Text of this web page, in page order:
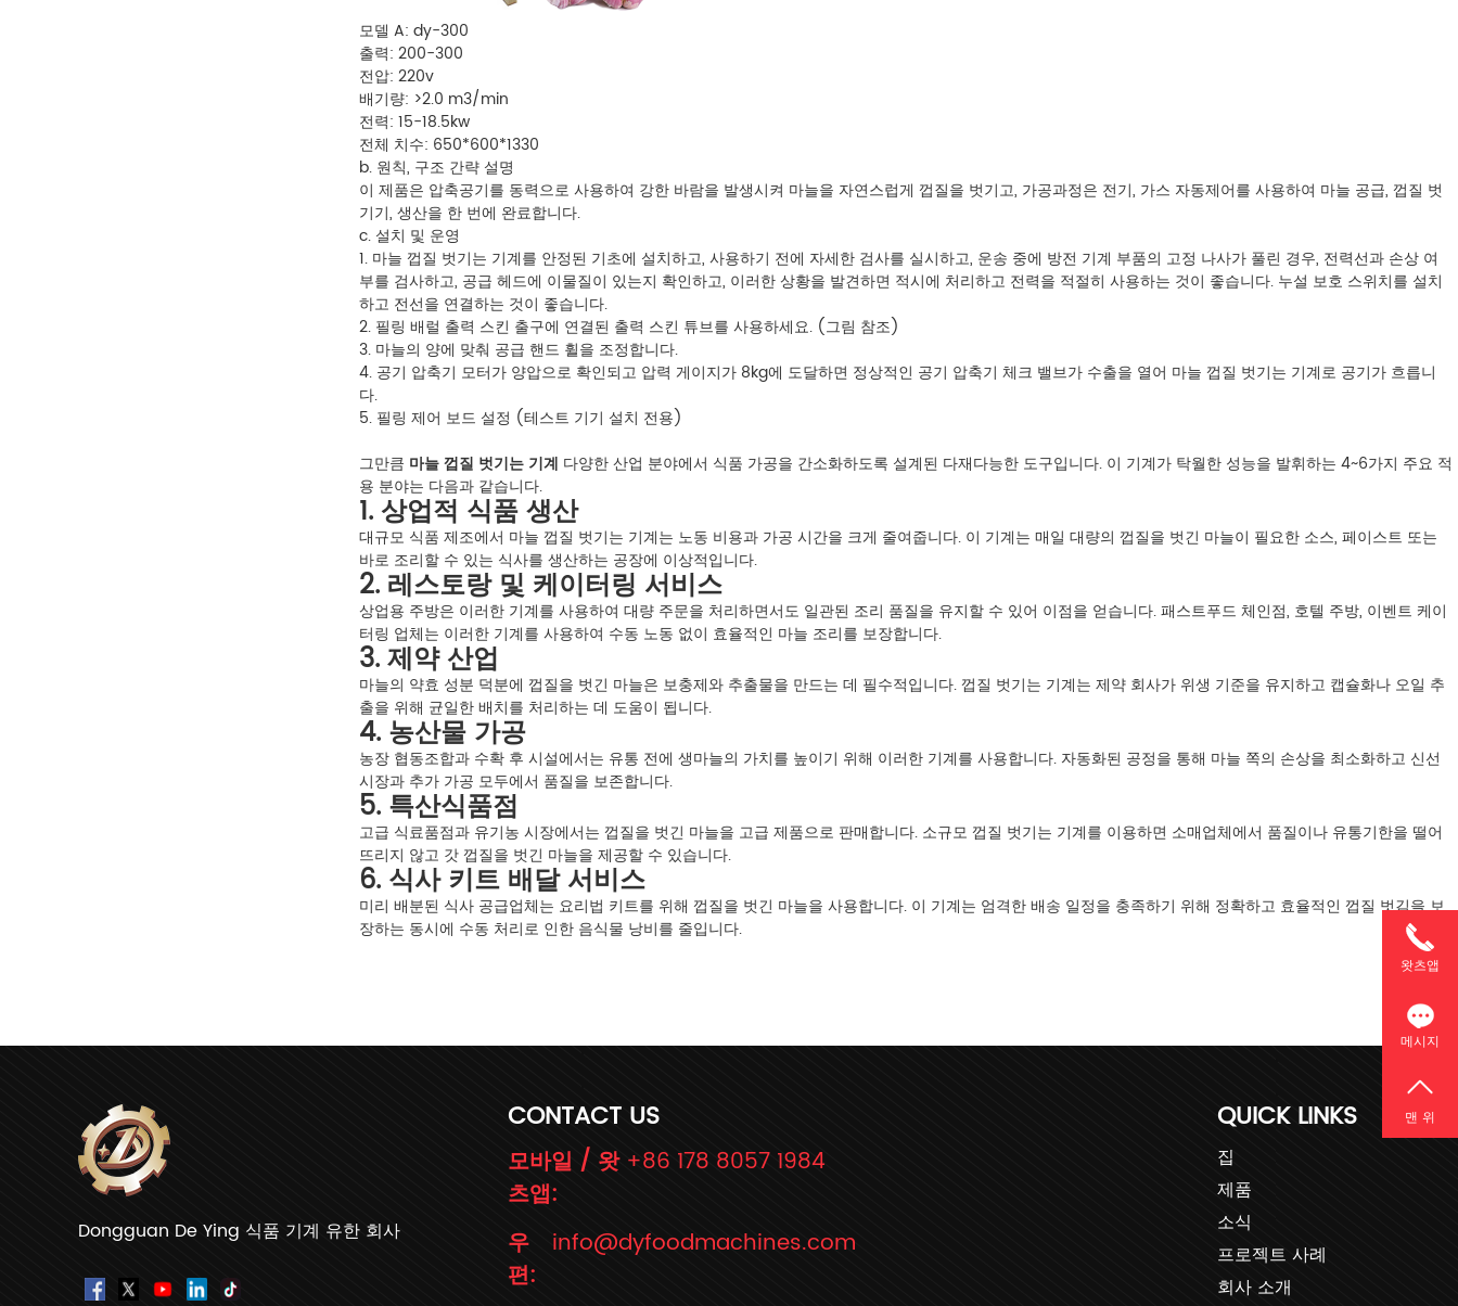
모델 A: dy-300
출력: 200-300
전압: 220v
배기량: >2.0 m3/min
전력: 15-18.5kw
전체 치수: 650*600*1330
b. 원칙, 구조 간략 설명
이 제품은 압축공기를 동력으로 사용하여 강한 바람을 발생시켜 마늘을 자연스럽게 껍질을 벗기고, 가공과정은 전기, 가스 자동제어를 사용하여 마늘 공급, 껍질 벗
기기, 생산을 한 번에 완료합니다.
c. 설치 및 운영
1. 마늘 껍질 벗기는 기계를 안정된 기초에 설치하고, 사용하기 전에 자세한 검사를 실시하고, 운송 중에 방전 기계 부품의 고정 나사가 풀린 경우, 전력선과 손상 여
부를 검사하고, 공급 헤드에 이물질이 있는지 확인하고, 이러한 상황을 발견하면 적시에 처리하고 전력을 적절히 사용하는 것이 좋습니다. 누설 보호 스위치를 설치
하고 전선을 연결하는 것이 좋습니다.
2. 필링 배럴 출력 스킨 출구에 연결된 출력 스킨 튜브를 사용하세요. (그림 참조)
3. 마늘의 양에 맞춰 공급 핸드 휠을 조정합니다.
4. 공기 압축기 모터가 양압으로 확인되고 압력 게이지가 8kg에 도달하면 정상적인 공기 압축기 체크 밸브가 수출을 열어 마늘 껍질 벗기는 기계로 공기가 흐릅니
다.
5. 필링 제어 보드 설정 (테스트 기기 설치 전용)
그만큼 마늘 껍질 벗기는 기계 다양한 산업 분야에서 식품 가공을 간소화하도록 설계된 다재다능한 도구입니다. 이 기계가 탁월한 성능을 발휘하는 4~6가지 주요 적
용 분야는 다음과 같습니다.
1. 상업적 식품 생산
대규모 식품 제조에서 마늘 껍질 벗기는 기계는 노동 비용과 가공 시간을 크게 줄여줍니다. 이 기계는 매일 대량의 껍질을 벗긴 마늘이 필요한 소스, 페이스트 또는
바로 조리할 수 있는 식사를 생산하는 공장에 이상적입니다.
2. 레스토랑 및 케이터링 서비스
상업용 주방은 이러한 기계를 사용하여 대량 주문을 처리하면서도 일관된 조리 품질을 유지할 수 있어 이점을 얻습니다. 패스트푸드 체인점, 호텔 주방, 이벤트 케이
터링 업체는 이러한 기계를 사용하여 수동 노동 없이 효율적인 마늘 조리를 보장합니다.
3. 제약 산업
마늘의 약효 성분 덕분에 껍질을 벗긴 마늘은 보충제와 추출물을 만드는 데 필수적입니다. 껍질 벗기는 기계는 제약 회사가 위생 기준을 유지하고 캡슐화나 오일 추
출을 위해 균일한 배치를 처리하는 데 도움이 됩니다.
4. 농산물 가공
농장 협동조합과 수확 후 시설에서는 유통 전에 생마늘의 가치를 높이기 위해 이러한 기계를 사용합니다. 자동화된 공정을 통해 마늘 쪽의 손상을 최소화하고 신선
시장과 추가 가공 모두에서 품질을 보존합니다.
5. 특산식품점
고급 식료품점과 유기농 시장에서는 껍질을 벗긴 마늘을 고급 제품으로 판매합니다. 소규모 껍질 벗기는 기계를 이용하면 소매업체에서 품질이나 유통기한을 떨어
뜨리지 않고 갓 껍질을 벗긴 마늘을 제공할 수 있습니다.
6. 식사 키트 배달 서비스
미리 배분된 식사 공급업체는 요리법 키트를 위해 껍질을 벗긴 마늘을 사용합니다. 이 기계는 엄격한 배송 일정을 충족하기 위해 정확하고 효율적인 껍질 벗김을 보
장하는 동시에 수동 처리로 인한 음식물 낭비를 줄입니다.
Dongguan De Ying 식품 기계 유한 회사
CONTACT US
모바일 / 왓
츠앱:
+86 178 8057 1984
우
편:
info@dyfoodmachines.com
QUICK LINKS
집
제품
소식
프로젝트 사례
회사 소개
왓츠앱
메시지
맨 위